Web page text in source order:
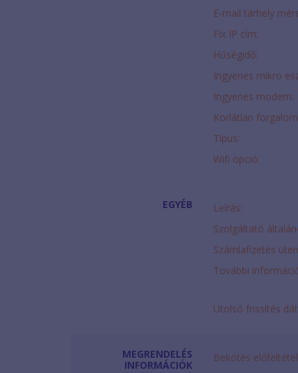
E-mail tárhely
Fix IP cím:
Hűségidő:
Ingyenes mikro
Ingyenes modem:
Korlátlan
Típus:
Wifi opció:
EGYÉB Leírás:
Szolgáltató
Számlafizetés
További
Utolsó frissítés
MEGRENDELÉS
INFORMÁCIÓK
Bekötés